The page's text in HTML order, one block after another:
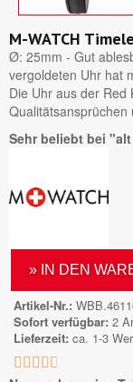
M-WATCH
Ø: 25mm - Gut
vergoldeten Uhr hat
Die Uhr aus der Red
Qualitätsansprüchen
Sehr beliebt bei
» IN DEN
Artikel-Nr.
Sofort verfügbar 2
Lieferzeit ca. 1-3
    